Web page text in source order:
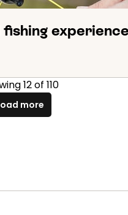
fishing experience
12of 110
more